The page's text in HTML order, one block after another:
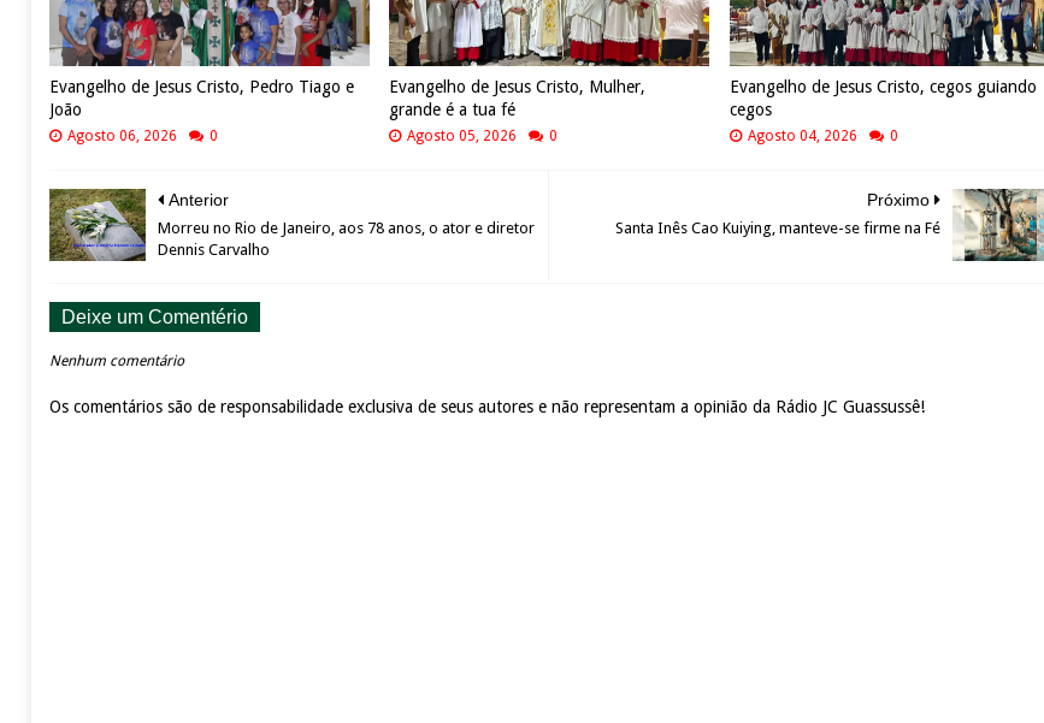
Evangelho de Jesus Cristo, Pedro Tiago e
João
Agosto 06, 2026 0
Evangelho de Jesus Cristo, Mulher,
grande é a tua fé
Agosto 05, 2026 0
Evangelho de Jesus Cristo, cegos guiando
cegos
Agosto 04, 2026 0
Próximo
Santa Inês Cao Kuiying, manteve-se firme na Fé
Anterior
Morreu no Rio de Janeiro, aos 78 anos, o ator e diretor
Dennis Carvalho
Deixe um Comentério
Nenhum comentário
Os comentários são de responsabilidade exclusiva de seus autores e não representam a opinião da Rádio JC Guassussê!